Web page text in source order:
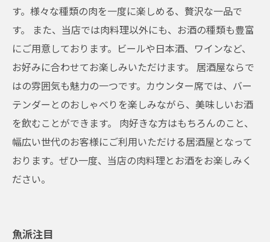
す。様々な種類の肉を一度に楽しめる、贅沢な一品で
す。 また、当店では肉料理以外にも、お酒の種類も豊富
にご用意しております。ビールや日本酒、ワインなど、
お好みに合わせてお楽しみいただけます。 居酒屋ならで
はの雰囲気も魅力の一つです。カウンター席では、バー
テンダーとのおしゃべりを楽しみながら、美味しいお酒
を飲むことができます。 肉好きな方はもちろんのこと、
幅広い世代のお客様にご利用いただける居酒屋となって
おります。ぜひ一度、当店の肉料理とお酒をお楽しみく
ださい。
魚派注目